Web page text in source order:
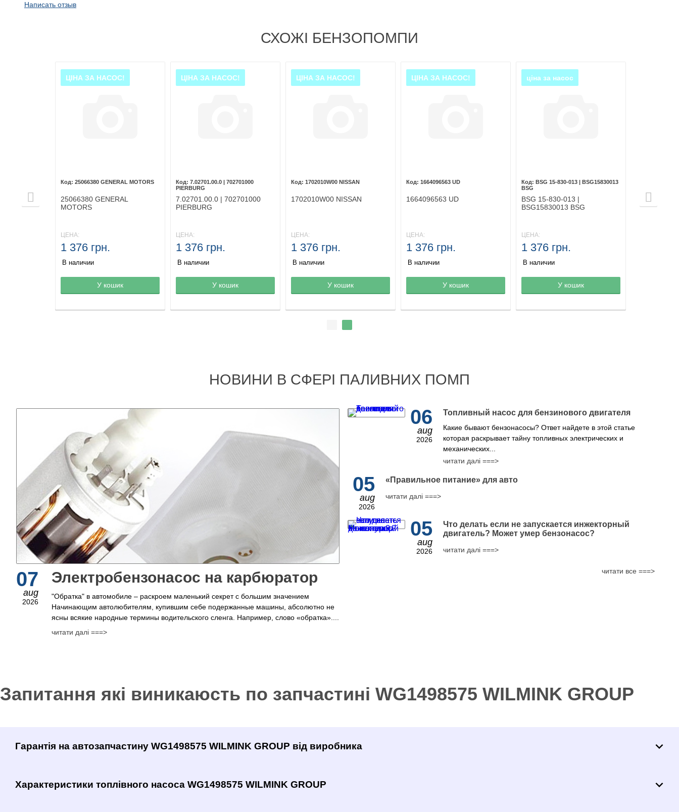
Написать отзыв
СХОЖІ БЕНЗОПОМПИ
Товар в корзине
ЦІНА ЗА НАСОС!
25066380 GENERAL MOTORS
25066380 GENERAL
MOTORS
ЦЕНА:
1 376 грн.
В наличии
У кошик Товар в корзине
ЦІНА ЗА НАСОС!
7.02701.00.0 | 702701000
PIERBURG
7.02701.00.0 | 702701000
PIERBURG
ЦЕНА:
1 376 грн.
В наличии
У кошик Товар в корзине
ЦІНА ЗА НАСОС!
1702010W00 NISSAN
1702010W00 NISSAN
ЦЕНА:
1 376 грн.
В наличии
У кошик Товар в корзине
ЦІНА ЗА НАСОС!
1664096563 UD
1664096563 UD
ЦЕНА:
1 376 грн.
В наличии
У кошик Товар в корзине
ціна за насос
BSG 15-830-013 | BSG15830013
BSG
BSG 15-830-013 |
BSG15830013 BSG
ЦЕНА:
1 376 грн.
В наличии
У кошик
НОВИНИ В СФЕРІ ПАЛИВНИХ ПОМП
07
aug
2026
Электробензонасос на карбюратор
"Обратка" в автомобиле – раскроем маленький секрет с большим значением
Начинающим автолюбителям, купившим себе подержанные машины, абсолютно не
ясны всякие народные термины водительского сленга. Например, слово «обратка»....
читати далі ===>
06
aug
2026
Топливный насос для бензинового двигателя
Какие бывают бензонасосы? Ответ найдете в этой статье
которая раскрывает тайну топливных электрических и
механических...
читати далі ===>
05
aug
2026
​«Правильное питание» для авто
читати далі ===>
05
aug
2026
Что делать если не запускается инжекторный
двигатель? Может умер бензонасос?
читати далі ===>
читати все ===>
Запитання які виникаюсть по запчастині WG1498575 WILMINK GROUP
Гарантія на автозапчастину WG1498575 WILMINK GROUP від виробника
Характеристики топлівного насоса WG1498575 WILMINK GROUP